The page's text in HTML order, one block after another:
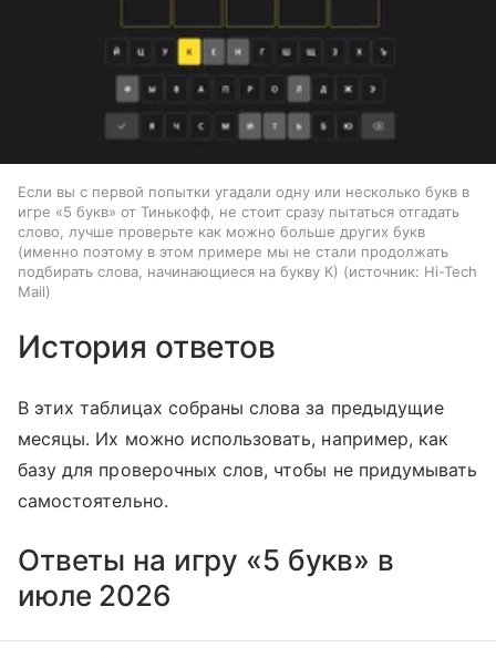
Если вы с первой попытки угадали одну или несколько букв в
игре «5 букв» от Тинькофф, не стоит сразу пытаться отгадать
слово, лучше проверьте как можно больше других букв
(именно поэтому в этом примере мы не стали продолжать
подбирать слова, начинающиеся на букву К)
источник: Hi-Tech
Mail
История ответов
В этих таблицах собраны слова за предыдущие
месяцы. Их можно использовать, например, как
базу для проверочных слов, чтобы не придумывать
самостоятельно.
Ответы на игру «5 букв» в
июле 2026